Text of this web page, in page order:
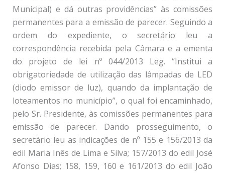
Municipal) e dá outras providências” às comissões
permanentes para a emissão de parecer. Seguindo a
ordem do expediente, o secretário leu a
correspondência recebida pela Câmara e a ementa
do projeto de lei nº 044/2013 Leg. “Institui a
obrigatoriedade de utilização das lâmpadas de LED
(diodo emissor de luz), quando da implantação de
loteamentos no município”, o qual foi encaminhado,
pelo Sr. Presidente, às comissões permanentes para
emissão de parecer. Dando prosseguimento, o
secretário leu as indicações de nº 155 e 156/2013 da
edil Maria Inês de Lima e Silva; 157/2013 do edil José
Afonso Dias; 158, 159, 160 e 161/2013 do edil João